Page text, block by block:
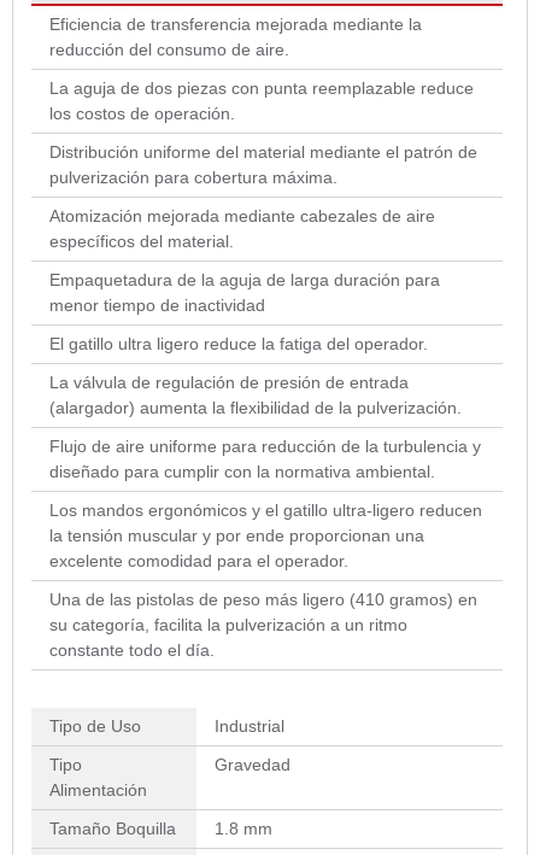
Eficiencia de transferencia mejorada mediante la
reducción del consumo de aire.
La aguja de dos piezas con punta reemplazable reduce
los costos de operación.
Distribución uniforme del material mediante el patrón de
pulverización para cobertura máxima.
Atomización mejorada mediante cabezales de aire
específicos del material.
Empaquetadura de la aguja de larga duración para
menor tiempo de inactividad
El gatillo ultra ligero reduce la fatiga del operador.
La válvula de regulación de presión de entrada
(alargador) aumenta la flexibilidad de la pulverización.
Flujo de aire uniforme para reducción de la turbulencia y
diseñado para cumplir con la normativa ambiental.
Los mandos ergonómicos y el gatillo ultra-ligero reducen
la tensión muscular y por ende proporcionan una
excelente comodidad para el operador.
Una de las pistolas de peso más ligero (410 gramos) en
su categoría, facilita la pulverización a un ritmo
constante todo el día.
Tipo de Uso
Industrial
Tipo
Alimentación
Gravedad
Tamaño Boquilla
1.8 mm